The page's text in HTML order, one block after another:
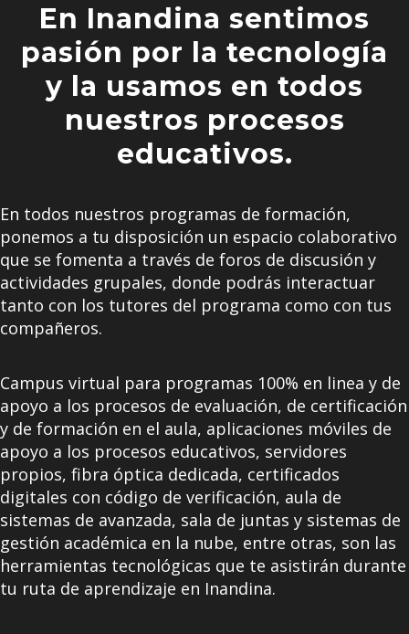
En Inandina sentimos
pasión por la tecnología
y la usamos en todos
nuestros procesos
educativos.
En todos nuestros programas de formación,
ponemos a tu disposición un espacio colaborativo
que se fomenta a través de foros de discusión y
actividades grupales, donde podrás interactuar
tanto con los tutores del programa como con tus
compañeros.
Campus virtual para programas 100% en linea y de
apoyo a los procesos de evaluación, de certificación
y de formación en el aula, aplicaciones móviles de
apoyo a los procesos educativos, servidores
propios, fibra óptica dedicada, certificados
digitales con código de verificación, aula de
sistemas de avanzada, sala de juntas y sistemas de
gestión académica en la nube, entre otras, son las
herramientas tecnológicas que te asistirán durante
tu ruta de aprendizaje en Inandina.